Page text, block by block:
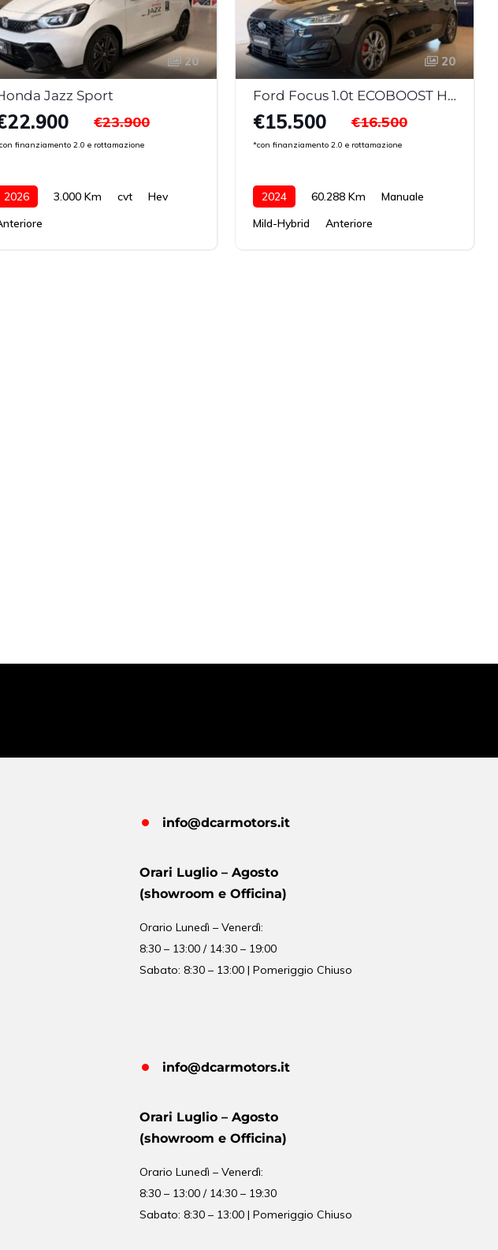
20
Jazz Sport
finanziamento 2.0 e rottamazione
€23.900
2026 3.000 Km cvt
Hev
20
Ford Focus 1.0t ECOBOOST H ST-LINE
€15.500
*con finanziamento 2.0 e rottamazione
€16.500
2024 60.288 Km
Manuale
Mild-Hybrid
Anteriore
info@dcarmotors.it
Orari Luglio – Agosto
(showroom e Officina)
OrarioLunedì – Venerdì:
8:30 – 13:00 / 14:30 – 19:00
Sabato: 8:30 – 13:00 | Pomeriggio Chiuso
info@dcarmotors.it
Orari Luglio – Agosto
(showroom e Officina)
OrarioLunedì – Venerdì:
8:30 – 13:00 / 14:30 – 19:30
Sabato: 8:30 – 13:00 | Pomeriggio Chiuso